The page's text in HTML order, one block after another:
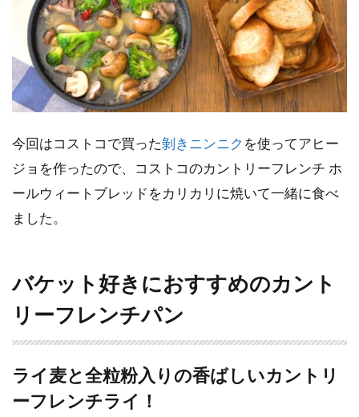
今回はコストコで買った剝きニンニク を使ってアヒー
ジョを作ったので、コストコのカントリーフレンチ ホ
ールウィートブレッドをカリカリに焼いて一緒に食べ
ました。
バケット好きにおすすめのカント
リーフレンチパン
ライ麦と全粒粉入りの香ばしいカントリ
ーフレンチライ！